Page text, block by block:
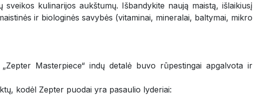
kulinarijos aukštumų. Išbandykite naują maistą, išlaikiusį
ir biologinės savybės (vitaminai, mineralai, baltymai, mikro
Masterpiece“ indų detalė buvo rūpestingai apgalvota ir
kodėl Zepter puodai yra pasaulio lyderiai: